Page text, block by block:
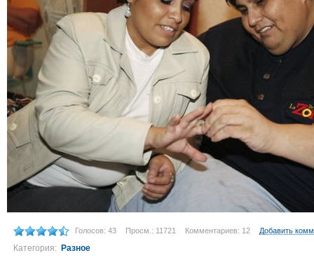
Голосов: 43 Просм.: 11721 Комментариев: 12 Добавить
Категория: Разное